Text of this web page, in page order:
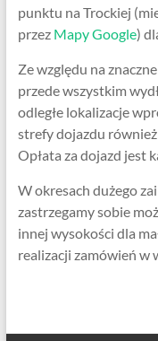
punktu na Trockiej
przez Mapy Google)
Ze względu na
przede wszystkim
odległe lokalizacje
strefy dojazdu również
Opłata za dojazd jest
W okresach dużego
zastrzegamy sobie
innej wysokości dla
realizacji zamówień w